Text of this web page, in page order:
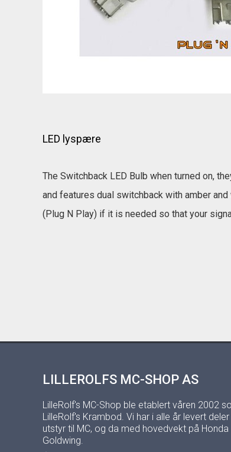
LED lyspære
The Switchback LED Bulb when turned on,
and features dual switchback with amber
(Plug N Play) if it is needed so that your
LILLEROLFS MC-SHOP AS
LilleRolf's MC-Shop ble etablert våren 2002
LilleRolf's Krambod. Vi har i alle år levert
utstyr til MC, og da med hovedvekt på Honda
Goldwing.